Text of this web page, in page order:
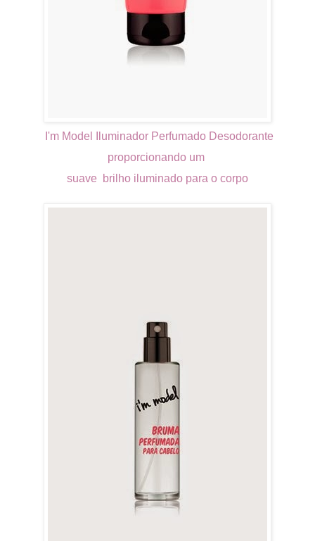
I'm Model Iluminador Perfumado Desodorante
proporcionando um
suave
brilho iluminado para o corpo